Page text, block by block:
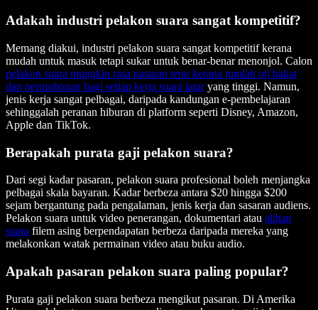
Adakah industri pelakon suara sangat kompetitif?
Memang diakui, industri pelakon suara sangat kompetitif kerana
mudah untuk masuk tetapi sukar untuk benar-benar menonjol. Calon
pelakon suara mungkin rasa pasaran tepu kerana jumlah uji bakat
dan permohonan bagi setiap kerja suara lataryang tinggi. Namun,
jenis kerja sangat pelbagai, daripada kandungan e-pembelajaran
sehinggalah peranan hiburan di platform seperti Disney, Amazon,
Apple dan TikTok.
Berapakah purata gaji pelakon suara?
Dari segi kadar pasaran, pelakon suara profesional boleh menjangka
pelbagai skala bayaran. Kadar berbeza antara $20 hingga $200
sejam bergantung pada pengalaman, jenis kerja dan sasaran audiens.
Pelakon suara untuk video penerangan, dokumentari atau alihan
suara filem asing berpendapatan berbeza daripada mereka yang
melakonkan watak permainan video atau buku audio.
Apakah pasaran pelakon suara paling popular?
Purata gaji pelakon suara berbeza mengikut pasaran. Di Amerika